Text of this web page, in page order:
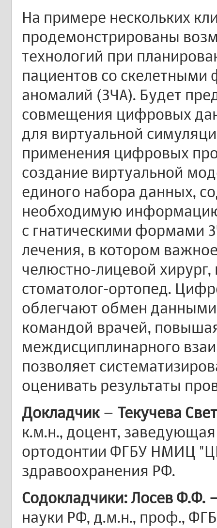
На примере нескольких
продемонстрированы
технологий при
пациентов со
аномалий (ЗЧА). Будет
совмещения цифровых
для виртуальной
применения цифровых
создание виртуальной
единого набора данных,
необходимую
с гнатическими формами
лечения, в котором
челюстно-лицевой
стоматолог-ортопед.
облегчают обмен
командой врачей,
междисциплинарного
позволяет
оценивать результаты
Докладчик – Текучева
к.м.н., доцент,
ортодонтии ФГБУ НМИЦ
здравоохранения РФ.
Содокладчики: Лосев Ф.Ф.
науки РФ, д.м.н., проф.,